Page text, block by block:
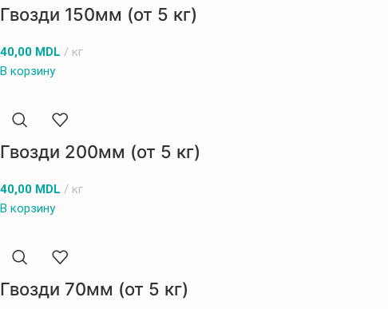
Гвозди 150мм (от 5 кг)
40,00 MDL
кг
В корзину
Гвозди 200мм (от 5 кг)
40,00 MDL
кг
В корзину
Гвозди 70мм (от 5 кг)